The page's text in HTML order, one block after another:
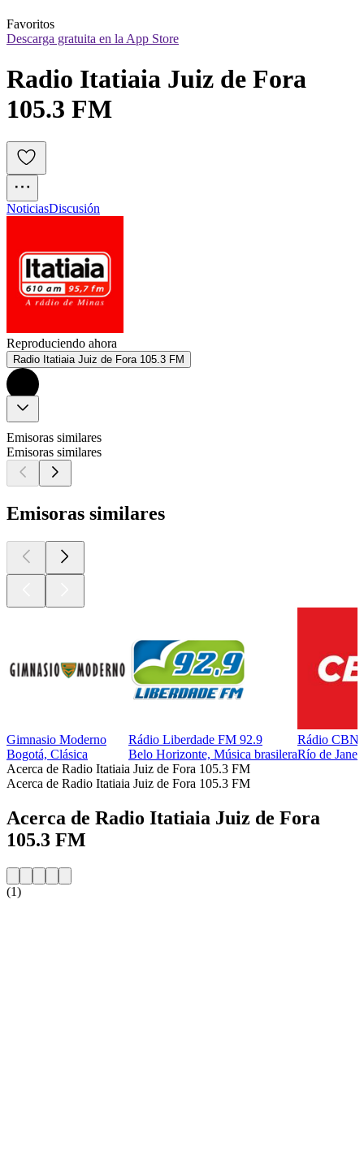
Favoritos
Descarga gratuita en la App Store
Radio Itatiaia Juiz de Fora
105.3 FM
NoticiasDiscusión
Reproduciendo ahora
Radio Itatiaia Juiz de Fora 105.3 FM
Emisoras similares
Emisoras similares
Emisoras similares
Gimnasio Moderno
Bogotá, Clásica
Rádio Liberdade FM 92.9
Belo Horizonte, Música brasilera
Rádio CBN
Río de
Acerca de Radio Itatiaia Juiz de Fora 105.3 FM
Acerca de Radio Itatiaia Juiz de Fora 105.3 FM
Acerca de Radio Itatiaia Juiz de Fora
105.3 FM
(1)